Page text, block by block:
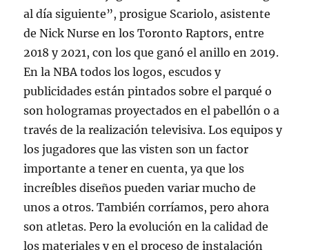
al día siguiente”, prosigue Scariolo, asistente
de Nick Nurse en los Toronto Raptors, entre
2018 y 2021, con los que ganó el anillo en 2019.
En la NBA todos los logos, escudos y
publicidades están pintados sobre el parqué o
son hologramas proyectados en el pabellón o a
través de la realización televisiva. Los equipos y
los jugadores que las visten son un factor
importante a tener en cuenta, ya que los
increíbles diseños pueden variar mucho de
unos a otros. También corríamos, pero ahora
son atletas. Pero la evolución en la calidad de
los materiales y en el proceso de instalación